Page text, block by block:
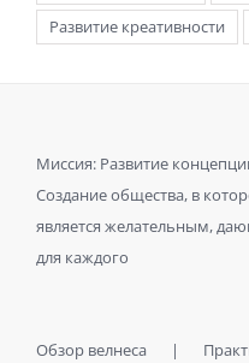
Развитие креативности
Миссия: Развитие
Создание общества, в
является желательным,
для каждого
Обзор велнеса